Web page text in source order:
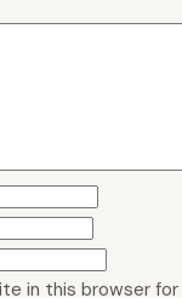
in this browser